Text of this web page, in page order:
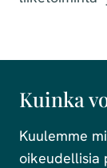
Kuinka
Kuulemme
oikeudellisia